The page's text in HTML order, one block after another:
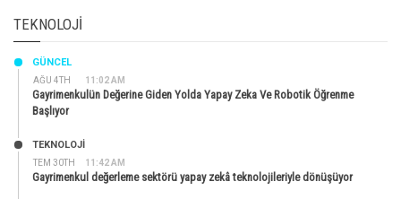
TEKNOLOJI
AĞU 4TH 11:02 AM
GÜNCEL
Gayrimenkulün Değerine Giden Yolda Yapay Zeka Ve Robotik Öğrenme
Başlıyor
TEM 30TH 11:42 AM
TEKNOLOJİ
Gayrimenkul değerleme sektörü yapay zekâ teknolojileriyle dönüşüyor